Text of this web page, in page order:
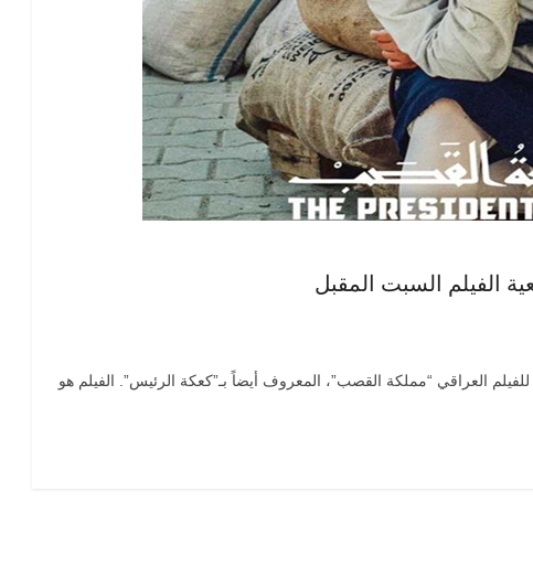
السبت المقبل
العراقي “مملكة القصب”، المعروف أيضاً بـ”كعكة الرئيس”. الفيلم هو